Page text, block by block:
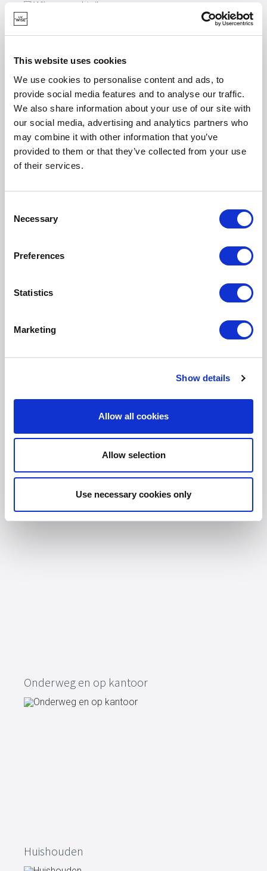
This website uses cookies
We use cookies to personalise content and ads, to
provide social media features and to analyse our traffic.
We also share information about your use of our site with
our social media, advertising and analytics partners who
may combine it with other information that you’ve
provided to them or that they’ve collected from your use
of their services.
Selection
Necessary
Preferences
Statistics
Marketing
Show details
Allow all cookies
Allow selection
Use necessary cookies only
Bakken
Koffie en thee
Opbergen en bewaren
Onderweg en op kantoor
Huishouden